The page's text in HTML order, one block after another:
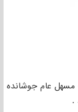
(2 تا 4 هفته ) بعد از مدت مصرف مسهل عام جوشانده